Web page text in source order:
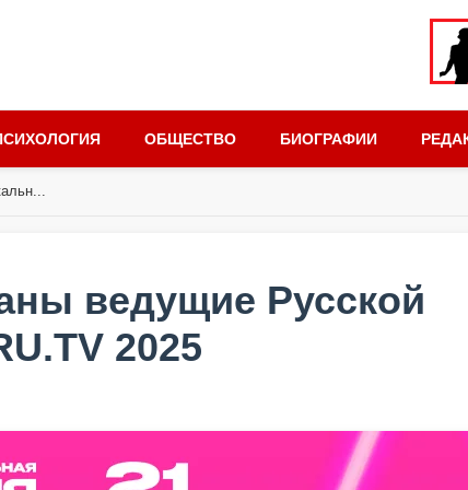
ОБЩЕСТВО БИОГРАФИИ
ведущие Русской
2025